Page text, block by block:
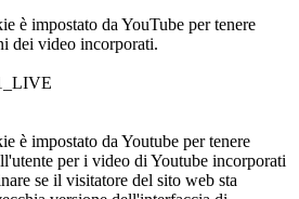
è impostato da YouTube per tenere
dei video incorporati.
è impostato da Youtube per tenere
per i video di Youtube incorporati
se il visitatore del sito web sta